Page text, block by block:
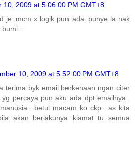
10, 2009 at 5:06:00 PM GMT+8
je..mcm x logik pun ada..punye la nak
bumi...
10, 2009 at 5:52:00 PM GMT+8
terima byk email berkenaan ngan citer
percaya pun aku ada dpt emailnya..
betul macam ko ckp.. as kita
akan berlakunya kiamat tu semua